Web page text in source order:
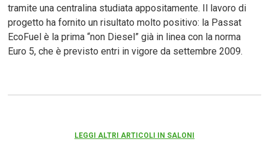
tramite una centralina studiata appositamente. Il lavoro di
progetto ha fornito un risultato molto positivo: la Passat
EcoFuel è la prima “non Diesel” già in linea con la norma
Euro 5, che è previsto entri in vigore da settembre 2009.
LEGGI ALTRI ARTICOLI IN SALONI